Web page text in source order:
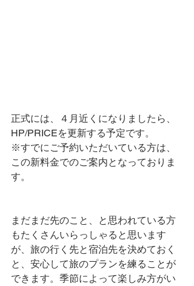
正式には、４月近くになりましたら、
HP/PRICEを更新する予定です。
※すでにご予約いただいている方は、
この新料金でのご案内となっておりま
す。
まだまだ先のこと、と思われている方
もたくさんいらっしゃると思います
が、旅の行く先と宿泊先を決めておく
と、安心して旅のプランを練ることが
できます。季節によって楽しみ方がい